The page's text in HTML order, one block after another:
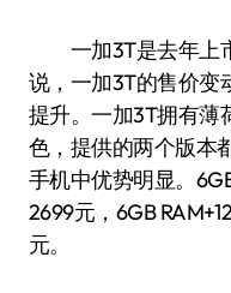
一加3T是去年上
说，一加3T的售价变
提升。一加3T拥有薄
色，提供的两个版本
手机中优势明显。
2699元，6GB
元。